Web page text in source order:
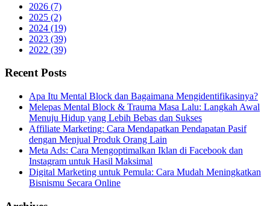
2026 (7)
2025 (2)
2024 (19)
2023 (39)
2022 (39)
Recent Posts
Apa Itu Mental Block dan Bagaimana Mengidentifikasinya?
Melepas Mental Block & Trauma Masa Lalu: Langkah Awal
Menuju Hidup yang Lebih Bebas dan Sukses
Affiliate Marketing: Cara Mendapatkan Pendapatan Pasif
dengan Menjual Produk Orang Lain
Meta Ads: Cara Mengoptimalkan Iklan di Facebook dan
Instagram untuk Hasil Maksimal
Digital Marketing untuk Pemula: Cara Mudah Meningkatkan
Bisnismu Secara Online